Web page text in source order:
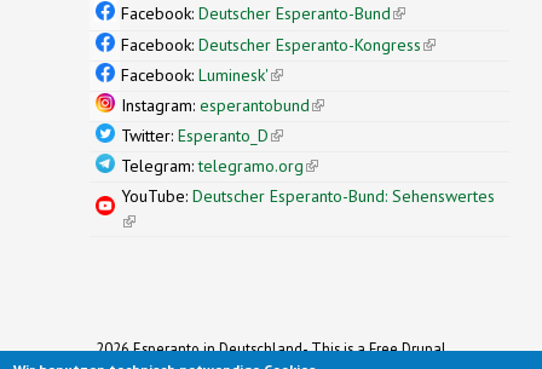
Facebook: Deutscher Esperanto-Bund(link is
external)
Facebook: Deutscher Esperanto-Kongress(link is
Facebook: Luminesk'(link is external)
Instagram: esperantobund(link is external)
Twitter: Esperanto_D(link is external)
Telegram:telegramo.org(link is external)
YouTube: Deutscher Esperanto-Bund: Sehenswertes
(link is external)
2026 Esperanto in Deutschland- This is a Free Drupal